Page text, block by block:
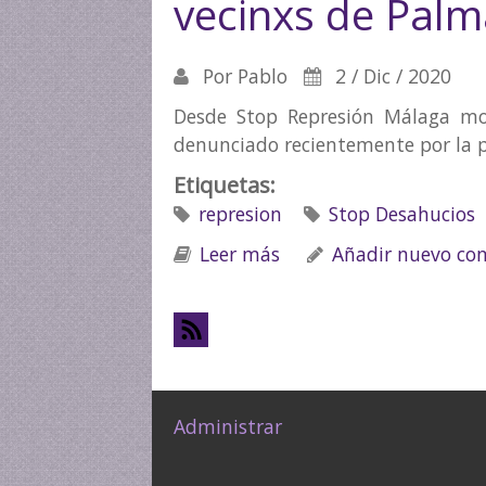
vecinxs de
Por Pablo
2 / Dic / 2020
Desde Stop Represión Málaga
denunciado recientemente por la
Etiquetas:
represion
Stop Desahucios
Leer más sobre Comunicado
Añadir nuevo
Administrar